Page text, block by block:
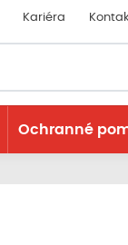
Kariéra
Ochranné